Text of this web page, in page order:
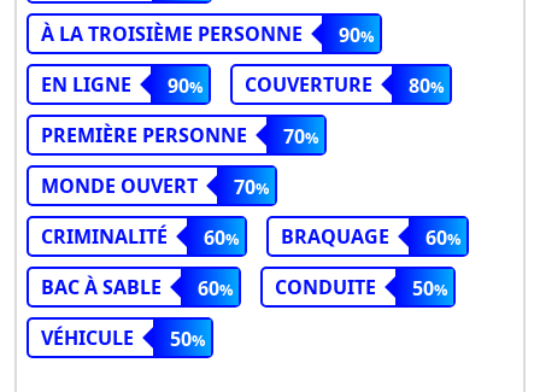
À LA TROISIÈME PERSONNE
90
EN LIGNE
90 COUVERTURE
80
PREMIÈRE PERSONNE
70
MONDE OUVERT
70
CRIMINALITÉ
60 BRAQUAGE
60
BAC À SABLE
60 CONDUITE
50
VÉHICULE
50